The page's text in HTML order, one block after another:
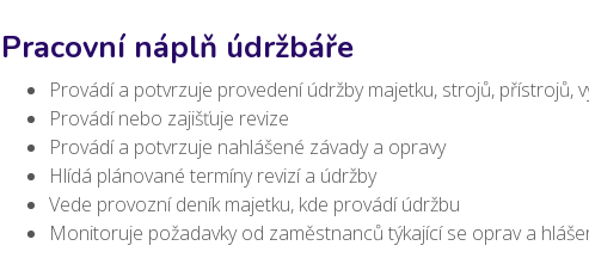
Pracovní náplň údržbáře
Provádí a potvrzuje provedení údržby majetku, strojů, přístrojů,
Provádí nebo zajišťuje revize
Provádí a potvrzuje nahlášené závady a opravy
Hlídá plánované termíny revizí a údržby
Vede provozní deník majetku, kde provádí údržbu
Monitoruje požadavky od zaměstnanců týkající se oprav a